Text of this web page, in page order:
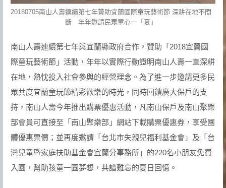
20180705南山人壽連續第七年贊助宜蘭國際童玩藝術節 深耕在地不間
斷 年年邀請民眾童心一「夏」
南山人壽連續第七年與宜蘭縣政府合作，贊助「2018宜蘭國
際童玩藝術節」活動，年年以實際行動證明南山人壽一直深耕
在地，熱忱投入社會參與的經營理念。為了進一步邀請更多民
眾共度宜蘭童玩節精彩歡樂的時光，同時回饋廣大保戶的支
持，南山人壽今年推出購票優惠活動，凡南山保戶及南山聚樂
部會員可直接至「南山聚樂部」網站下載購票優惠券，享受團
體優惠票價；並再度邀請「台北市失親兒福利基金會」及「台
灣兒童暨家庭扶助基金會宜蘭分事務所」的220名小朋友免費
入園，幫助孩童一圓夢想，共譜難忘的夏日回憶。